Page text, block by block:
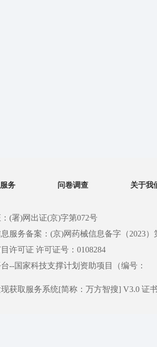
务 问卷调查 关于我
(署)网出证(京)字第072号
服务备案：(京)网药械信息备字（2023）
许可证 许可证号：0108284
--国家科技支撑计划资助项目（编号：
获取服务系统[简称：万方智搜] V3.0 证